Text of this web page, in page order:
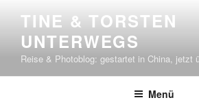
springen
TINE & TORSTEN
UNTERWEGS
Reise & Photoblog: gestartet in China, jetzt
Menü